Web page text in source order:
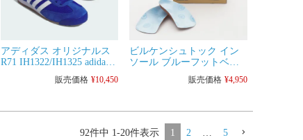
アディダス オリジナルス
R71 IH1322/IH1325 adidas
Originals メンズ スニーカ
販売価格 ¥10,450
ビルケンシュトック イン
ソール ブルーフットベッ
ド BIRKENSTOCK 1025934
ミディアム幅 メンズ レデ
販売価格 ¥4,950
92件中 1 -20件表示 1 2 … 5